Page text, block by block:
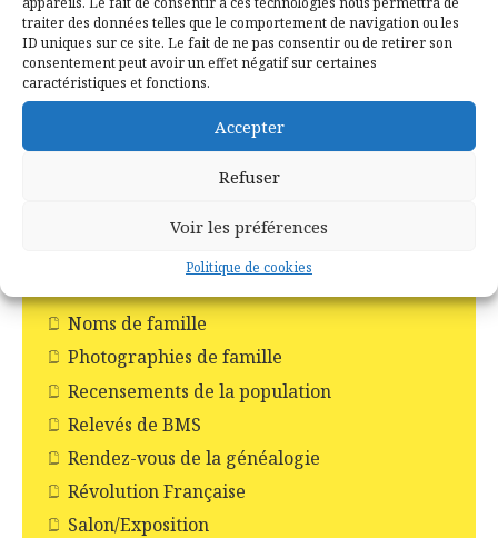
traiter des données telles que le comportement de navigation ou les
ID uniques sur ce site. Le fait de ne pas consentir ou de retirer son
consentement peut avoir un effet négatif sur certaines
caractéristiques et fonctions.
Accepter
Refuser
Voir les préférences
Politique de cookies
Les Chapelles
Les Châteaux
Les commerces
Les églises
Les pompiers
Noms de famille
Photographies de famille
Recensements de la population
Relevés de BMS
Rendez-vous de la généalogie
Révolution Française
Salon/Exposition